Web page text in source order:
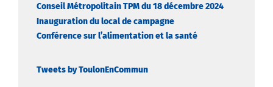
Conseil Métropolitain TPM du 18 décembre 2024
Inauguration du local de campagne
Conférence sur l’alimentation et la santé
Tweets by ToulonEnCommun